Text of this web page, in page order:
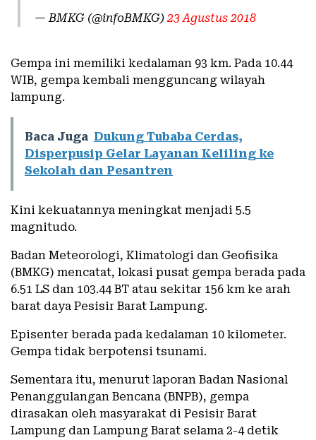
— BMKG (@infoBMKG) 23 Agustus 2018
Gempa ini memiliki kedalaman 93 km. Pada 10.44
WIB, gempa kembali mengguncang wilayah
lampung.
Baca Juga Dukung Tubaba Cerdas,
Disperpusip Gelar Layanan Keliling ke
Sekolah dan Pesantren
Kini kekuatannya meningkat menjadi 5.5
magnitudo.
Badan Meteorologi, Klimatologi dan Geofisika
(BMKG) mencatat, lokasi pusat gempa berada pada
6.51 LS dan 103.44 BT atau sekitar 156 km ke arah
barat daya Pesisir Barat Lampung.
Episenter berada pada kedalaman 10 kilometer.
Gempa tidak berpotensi tsunami.
Sementara itu, menurut laporan Badan Nasional
Penanggulangan Bencana (BNPB), gempa
dirasakan oleh masyarakat di Pesisir Barat
Lampung dan Lampung Barat selama 2-4 detik